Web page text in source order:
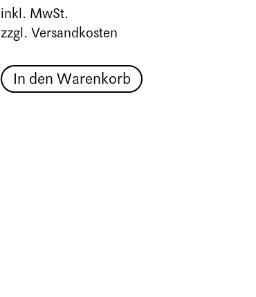
inkl. MwSt.
zzgl. Versandkosten
In den Warenkorb